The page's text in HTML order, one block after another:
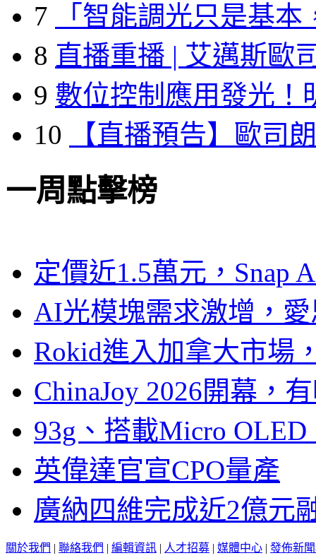
7
「智能調光只是基本
8 直播重播 | 艾邁斯歐
9 數位控制應用發光！
10
【直播預告】歐司
一周點擊榜
定價近1.5萬元，Snap
AI光模塊需求激增，
Rokid進入加拿大市場
ChinaJoy 2026開幕，
93g、搭載Micro
英偉達官宣CPO量產
廣納四維完成近2億元
關於我們 | 聯絡我們 | 編輯資訊 | 人才招募 | 媒體中心 | 發佈新